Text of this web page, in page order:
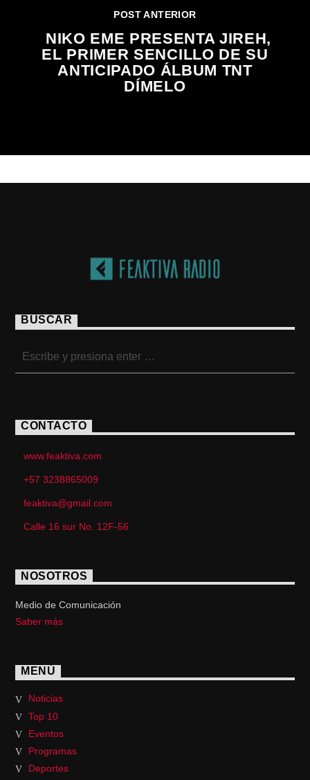
POST ANTERIOR
NIKO EME PRESENTA JIREH,
EL PRIMER SENCILLO DE SU
ANTICIPADO ÁLBUM TNT
DÍMELO
BUSCAR
CONTACTO
www.feaktiva.com
+57 3238865009
feaktiva@gmail.com
Calle 16 sur No. 12F-56
NOSOTROS
Medio de Comunicación
Saber más
MENÚ
Noticias
Top 10
Eventos
Programas
Deportes